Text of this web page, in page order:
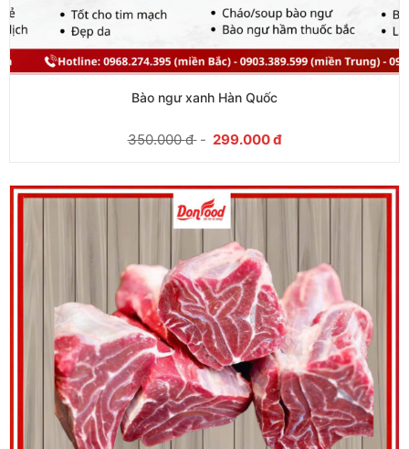
Bào ngư xanh Hàn Quốc
350.000đ - 299.000đ